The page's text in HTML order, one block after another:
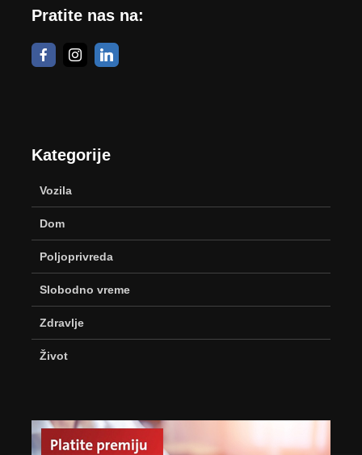
Pratite nas na:
Kategorije
Vozila
Dom
Poljoprivreda
Slobodno vreme
Zdravlje
Život